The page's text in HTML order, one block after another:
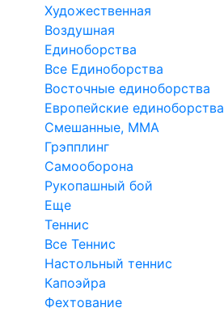
Художественная
Воздушная
Единоборства
Все Единоборства
Восточные единоборства
Европейские единоборства
Смешанные, ММА
Грэпплинг
Самооборона
Рукопашный бой
Еще
Теннис
Все Теннис
Настольный теннис
Капоэйра
Фехтование